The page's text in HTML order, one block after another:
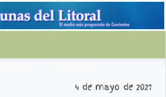
4 de mayo de 2021